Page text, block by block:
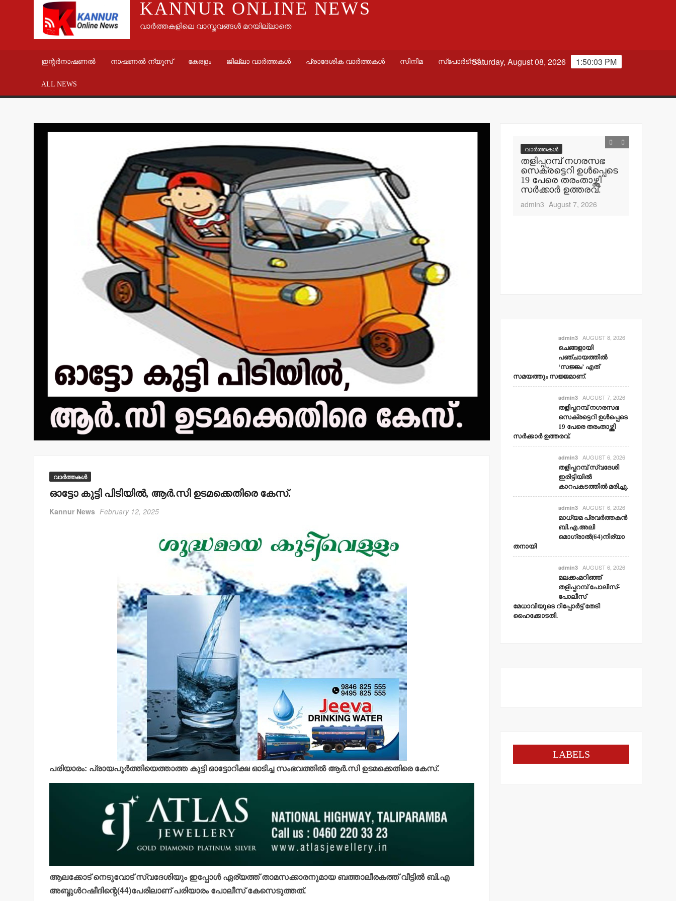
KANNUR ONLINE NEWS
വാർത്തകളിലെ വാസ്തവങ്ങൾ മറയില്ലാതെ
ഇന്റർനാഷണൽ നാഷണൽ ന്യൂസ് കേരളം ജില്ലാ വാർത്തകൾ പ്രാദേശിക വാർത്തകൾ സിനിമ സ്പോർട്സ്
ALL NEWS
1:50:04 PM
Saturday, August 08, 2026
വാർത്തകൾ
ഓട്ടോ കുട്ടി പിടിയില്‍, ആര്‍.സി ഉടമക്കെതിരെ കേസ്.
Kannur News February 12, 2025
പരിയാരം: പ്രായപൂര്‍ത്തിയെത്താത്ത കുട്ടി ഓട്ടോറിക്ഷ ഓടിച്ച സംഭവത്തില്‍ ആര്‍.സി ഉടമക്കെതിരെ കേസ്.
ആലക്കോട് നെടുവോട് സ്വദേശിയും ഇപ്പോള്‍ ഏര്യത്ത് താമസക്കാരനുമായ ബത്താലീരകത്ത് വീട്ടില്‍ ബി.എ
അബ്ദുള്‍റഷീദിന്റെ(44)പേരിലാണ് പരിയാരം പോലീസ് കേസെടുത്തത്.
വാർത്തകൾ
മലക്കംമറിഞ്ഞ്
തളിപ്പറമ്പ് പോലീസ്-
പോലീസ് മേധാവിയുടെ
റിപ്പോര്‍ട്ട് തേടി
ഹൈക്കോടതി.
admin3 August 6, 2026
‘സജ്ജം’ എത്
സമയത്തും
സജ്ജമാണ്.
admin3
വാർത്തകൾ
തളിപ്പറമ്പ് നഗരസഭ
സെക്രട്ടെറി ഉള്‍പ്പെടെ
19 പേരെ തരംതാഴ്ത്തി
സര്‍ക്കാര്‍ ഉത്തരവ്.
admin3 August 7, 2026
admin3 AUGUST 8, 2026
ചെങ്ങളായി
പഞ്ചായത്തില്‍
‘സജ്ജം’ എത്
സമയത്തും സജ്ജമാണ്.
admin3 AUGUST 7, 2026
തളിപ്പറമ്പ് നഗരസഭ
സെക്രട്ടെറി ഉള്‍പ്പെടെ
19 പേരെ തരംതാഴ്ത്തി
സര്‍ക്കാര്‍ ഉത്തരവ്.
admin3 AUGUST 6, 2026
തളിപ്പറമ്പ് സ്വദേശി
ഇരിട്ടിയില്‍
കാറപകടത്തില്‍ മരിച്ചു.
admin3 AUGUST 6, 2026
മാധ്യമ പ്രവര്‍ത്തകന്‍
ബി.എ.അലി
മൊഗ്രാല്‍(64)നിര്യാ
തനായി
admin3 AUGUST 6, 2026
മലക്കംമറിഞ്ഞ്
തളിപ്പറമ്പ് പോലീസ്-
പോലീസ്
മേധാവിയുടെ റിപ്പോര്‍ട്ട് തേടി
ഹൈക്കോടതി.
LABELS